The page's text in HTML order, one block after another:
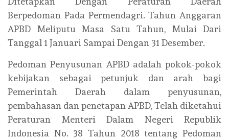
Berpedoman Pada Permendagri. Tahun Anggaran
APBD Meliputu Masa Satu Tahun, Mulai Dari
Tanggal 1 Januari Sampai Dengan 31 Desember.
Pedoman Penyusunan APBD adalah pokok-pokok
kebijakan sebagai petunjuk dan arah bagi
Pemerintah Daerah dalam penyusunan,
pembahasan dan penetapan APBD, Telah diketahui
Peraturan Menteri Dalam Negeri Republik
Indonesia No. 38 Tahun 2018 tentang Pedoman